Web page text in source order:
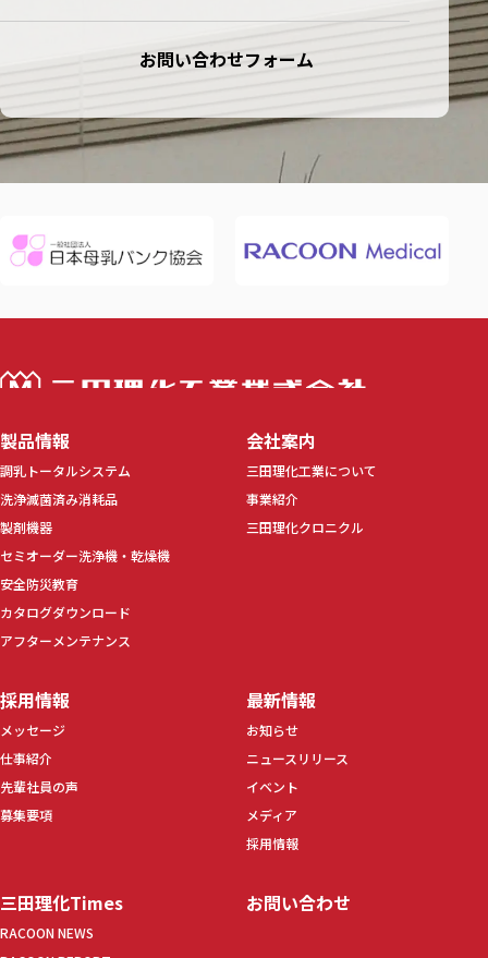
お問い合わせフォーム
三田理化工業
製品情報
調乳トータルシステム
洗浄滅菌済み消耗品
製剤機器
セミオーダー洗浄機・乾燥機
安全防災教育
カタログダウンロード
アフターメンテナンス
会社案内
三田理化工業について
事業紹介
三田理化クロニクル
採用情報
メッセージ
仕事紹介
先輩社員の声
募集要項
最新情報
お知らせ
ニュースリリース
イベント
メディア
採用情報
三田理化Times
RACOON NEWS
お問い合わせ